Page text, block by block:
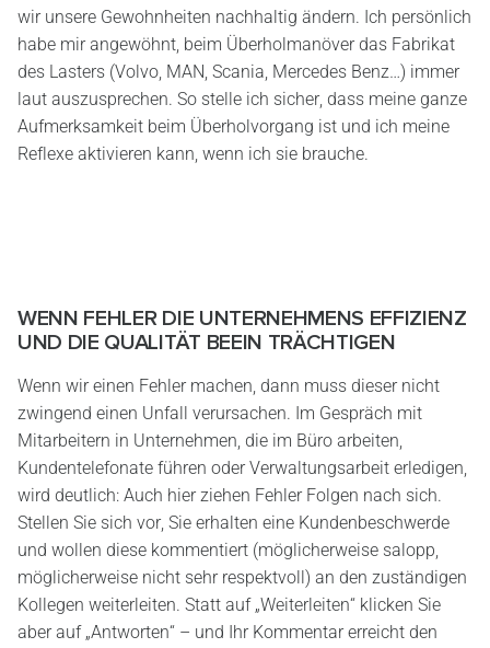
wir unsere Gewohnheiten nachhaltig ändern. Ich persönlich
habe mir angewöhnt, beim Überholmanöver das Fabrikat
des Lasters (Volvo, MAN, Scania, Mercedes Benz…) immer
laut auszusprechen. So stelle ich sicher, dass meine ganze
Aufmerksamkeit beim Überholvorgang ist und ich meine
Reflexe aktivieren kann, wenn ich sie brauche.
WENN FEHLER DIE UNTERNEHMENS EFFIZIENZ
UND DIE QUALITÄT BEEIN TRÄCHTIGEN
Wenn wir einen Fehler machen, dann muss dieser nicht
zwingend einen Unfall verursachen. Im Gespräch mit
Mitarbeitern in Unternehmen, die im Büro arbeiten,
Kundentelefonate führen oder Verwaltungsarbeit erledigen,
wird deutlich: Auch hier ziehen Fehler Folgen nach sich.
Stellen Sie sich vor, Sie erhalten eine Kundenbeschwerde
und wollen diese kommentiert (möglicherweise salopp,
möglicherweise nicht sehr respektvoll) an den zuständigen
Kollegen weiterleiten. Statt auf „Weiterleiten“ klicken Sie
aber auf „Antworten“ – und Ihr Kommentar erreicht den